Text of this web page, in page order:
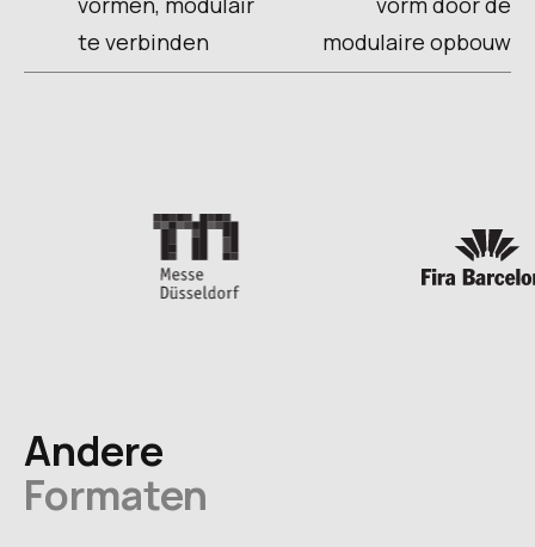
te verbinden
modulaire opbouw
Andere
Formaten